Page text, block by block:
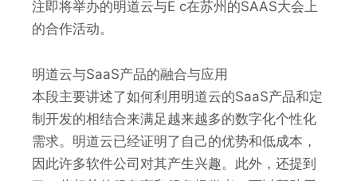
注即将举办的明道云与E c在苏州的SAAS大会上
的合作活动。
明道云与SaaS产品的融合与应用
本段主要讲述了如何利用明道云的SaaS产品和定
制开发的相结合来满足越来越多的数字化个性化
需求。明道云已经证明了自己的优势和低成本，
因此许多软件公司对其产生兴趣。此外，还提到